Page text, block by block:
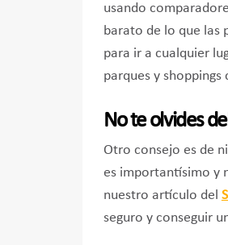
usando
barato de lo que las
para ir a cualquier
parques y shoppings
No te olvides
Otro consejo es de
es importantísimo y
nuestro artículo del
seguro y conseguir